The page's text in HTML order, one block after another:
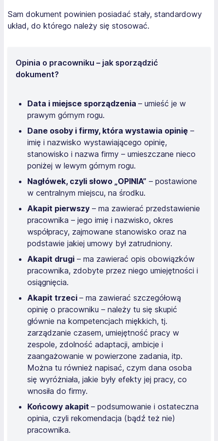
Sam dokument powinien posiadać stały, standardowy
układ, do którego należy się stosować.
Opinia o pracowniku – jak sporządzić
dokument?
Data i miejsce sporządzenia – umieść je w
prawym górnym rogu.
Dane osoby i firmy, która wystawia opinię –
imię i nazwisko wystawiającego opinię,
stanowisko i nazwa firmy – umieszczane nieco
poniżej w lewym górnym rogu.
Nagłówek, czyli słowo „OPINIA” – postawione
w centralnym miejscu, na środku.
Akapit pierwszy – ma zawierać przedstawienie
pracownika – jego imię i nazwisko, okres
współpracy, zajmowane stanowisko oraz na
podstawie jakiej umowy był zatrudniony.
Akapit drugi – ma zawierać opis obowiązków
pracownika, zdobyte przez niego umiejętności i
osiągnięcia.
Akapit trzeci – ma zawierać szczegółową
opinię o pracowniku – należy tu się skupić
głównie na kompetencjach miękkich, tj.
zarządzanie czasem, umiejętność pracy w
zespole, zdolność adaptacji, ambicje i
zaangażowanie w powierzone zadania, itp.
Można tu również napisać, czym dana osoba
się wyróżniała, jakie były efekty jej pracy, co
wnosiła do firmy.
Końcowy akapit – podsumowanie i ostateczna
opinia, czyli rekomendacja (bądź też nie)
pracownika.